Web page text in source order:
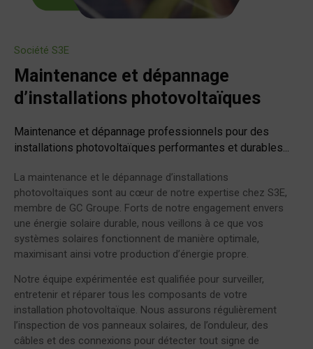
Société S3E
Maintenance et dépannage
d’installations photovoltaïques
Maintenance et dépannage professionnels pour des
installations photovoltaïques performantes et durables...
La maintenance et le dépannage d’installations
photovoltaïques sont au cœur de notre expertise chez S3E,
membre de GC Groupe. Forts de notre engagement envers
une énergie solaire durable, nous veillons à ce que vos
systèmes solaires fonctionnent de manière optimale,
maximisant ainsi votre production d’énergie propre.
Notre équipe expérimentée est qualifiée pour surveiller,
entretenir et réparer tous les composants de votre
installation photovoltaïque. Nous assurons régulièrement
l’inspection de vos panneaux solaires, de l’onduleur, des
câbles et des connexions pour détecter tout signe de